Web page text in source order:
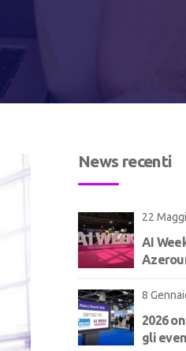
News recenti
22
AI
8
2026
gli